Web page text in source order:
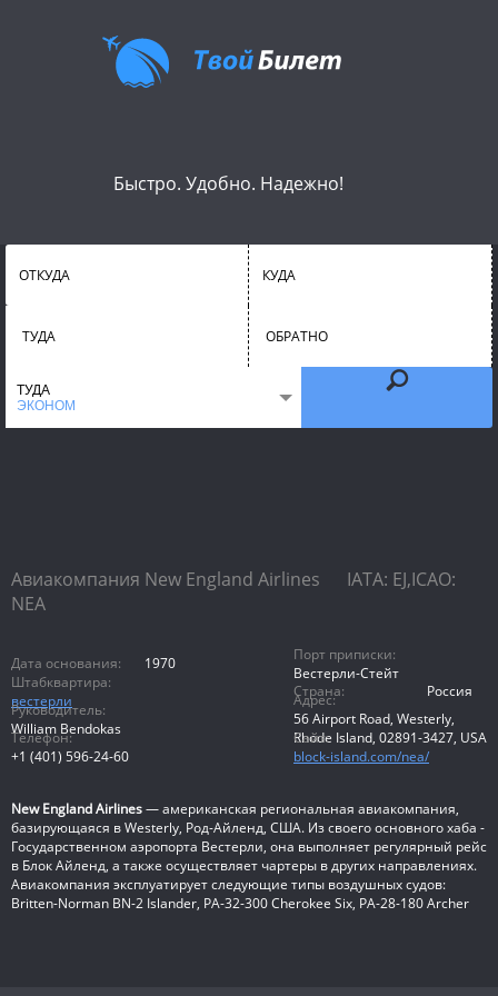
Быстро. Удобно. Надежно!
ОТКУДА КУДА
ТУДА ОБРАТНО
ТУДА
ЭКОНОМ
Авиакомпания New England Airlines IATA: EJ,ICAO:
NEA
Дата основания: 1970
Порт приписки:
Вестерли-Стейт
Штабквартира:
вестерли
Страна:
Россия
Руководитель:
William Bendokas
Адрес:
56 Airport Road, Westerly,
Rhode Island, 02891-3427, USA
Телефон:
+1 (401) 596-24-60
Сайт:
block-island.com/nea/
New England Airlines— американская региональная авиакомпания,
базирующаяся в Westerly, Род-Айленд, США. Из своего основного хаба -
Государственном аэропорта Вестерли, она выполняет регулярный рейс
в Блок Айленд, а также осуществляет чартеры в других направлениях.
Авиакомпания эксплуатирует следующие типы воздушных судов:
Britten-Norman BN-2 Islander, PA-32-300 Cherokee Six, PA-28-180 Archer